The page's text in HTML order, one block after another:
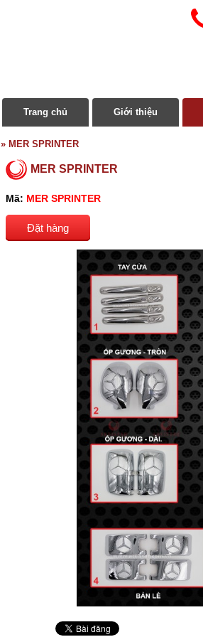
Trang chủ Giới thiệu
» MER SPRINTER
MER SPRINTER
Mã: MER SPRINTER
Đặt hàng